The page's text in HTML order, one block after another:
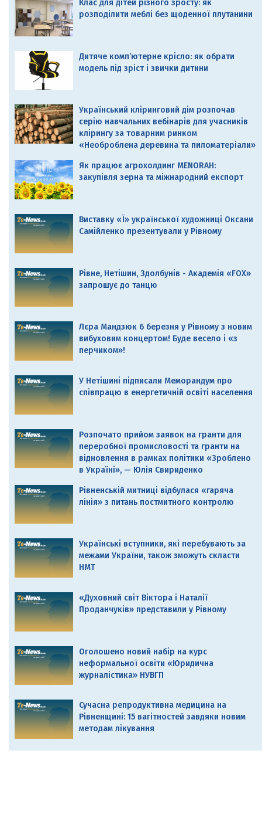
Клас для дітей різного зросту: як
розподілити меблі без щоденної плутанини
Дитяче комп’ютерне крісло: як обрати
модель під зріст і звички дитини
Український кліринговий дім розпочав
серію навчальних вебінарів для учасників
клірингу за товарним ринком
«Необроблена деревина та пиломатеріали»
Як працює агрохолдинг MENORAH:
закупівля зерна та міжнародний експорт
Виставку «Ї» української художниці Оксани
Самійленко презентували у Рівному
Рівне, Нетішин, Здолбунів - Академія «FOX»
запрошує до танцю
Лєра Мандзюк 6 березня у Рівному з новим
вибуховим концертом! Буде весело і «з
перчиком»!
У Нетішині підписали Меморандум про
співпрацю в енергетичній освіті населення
Розпочато прийом заявок на гранти для
переробної промисловості та гранти на
відновлення в рамках політики «Зроблено
в Україні», — Юлія Свириденко
Рівненській митниці відбулася «гаряча
лінія» з питань постмитного контролю
Українські вступники, які перебувають за
межами України, також зможуть скласти
НМТ
«Духовний світ Віктора і Наталії
Проданчуків» представили у Рівному
Оголошено новий набір на курс
неформальної освіти «Юридична
журналістика» НУВГП
Сучасна репродуктивна медицина на
Рівненщині: 15 вагітностей завдяки новим
методам лікування